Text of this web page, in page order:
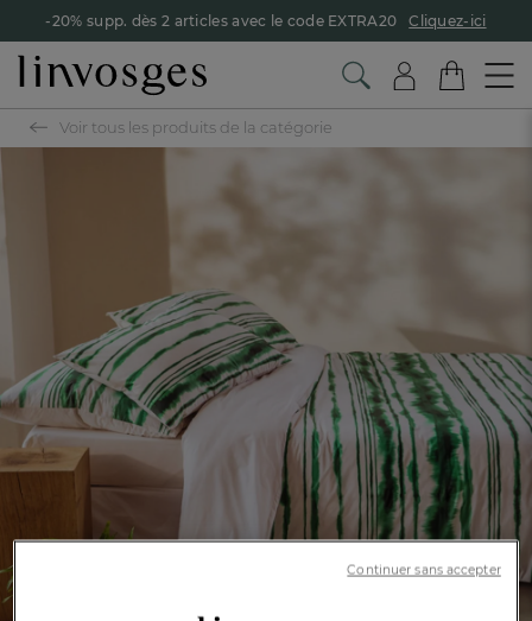
-20% supp. dès 2 articles avec le code EXTRA20 Cliquez-ici
Voir tous les produits de la catégorie
Continuer sans accepter